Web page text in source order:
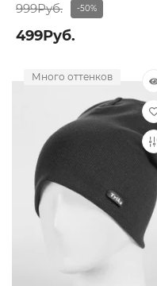
999Руб. -50%
499Руб.
Много оттенков